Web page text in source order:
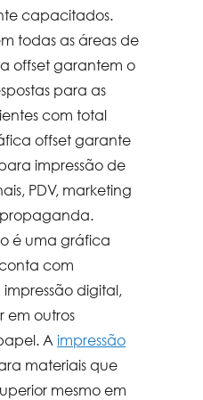
capacitados.
todas as áreas de
offset garantem o
para as
com total
offset garante
impressão de
PDV, marketing
é umagráfica
com
digital,
em outros
Aimpressão
materiais que
mesmo em